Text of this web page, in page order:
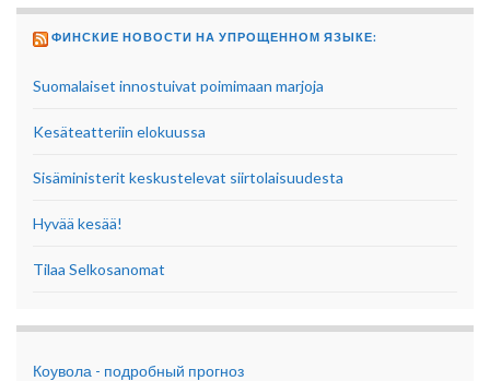
ФИНСКИЕ НОВОСТИ НА УПРОЩЕННОМ ЯЗЫКЕ:
Suomalaiset innostuivat poimimaan marjoja
Kesäteatteriin elokuussa
Sisäministerit keskustelevat siirtolaisuudesta
Hyvää kesää!
Tilaa Selkosanomat
Коувола - подробный прогноз